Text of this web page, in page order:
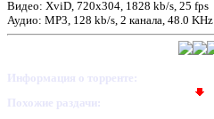
Видео: XviD, 720x304, 1828 kb/s, 25 fps
Аудио: MP3, 128 kb/s, 2 канала, 48.0 KHz
Информация о торренте:
Похожие раздачи: